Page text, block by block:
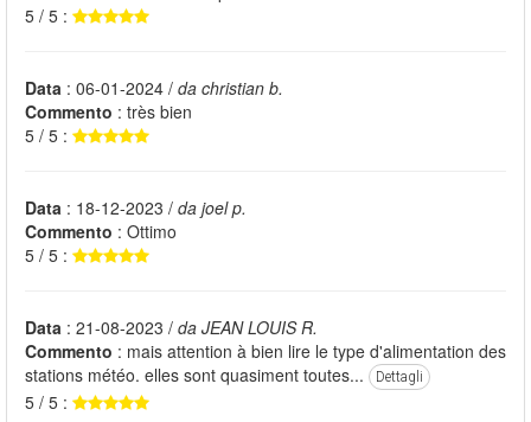
5 / 5 :
Data : 06-01-2024 / da christian b.
Commento : très bien
5 / 5 :
Data : 18-12-2023 / da joel p.
Commento : Ottimo
5 / 5 :
Data : 21-08-2023 / da JEAN LOUIS R.
Commento : mais attention à bien lire le type d'alimentation des
stations météo. elles sont quasiment toutes...
Dettagli
5 / 5 :